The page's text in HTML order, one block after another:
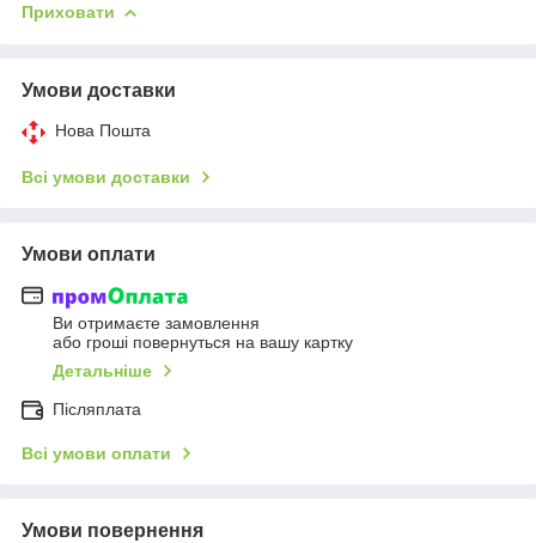
Приховати
Умови доставки
Нова Пошта
Всі умови доставки
Умови оплати
Ви отримаєте замовлення
або гроші повернуться на вашу картку
Детальніше
Післяплата
Всі умови оплати
Умови повернення